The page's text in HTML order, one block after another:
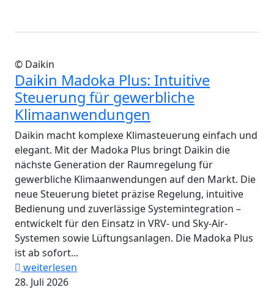
© Daikin
Daikin Madoka Plus: Intuitive
Steuerung für gewerbliche
Klimaanwendungen
Daikin macht komplexe Klimasteuerung einfach und
elegant. Mit der Madoka Plus bringt Daikin die
nächste Generation der Raumregelung für
gewerbliche Klimaanwendungen auf den Markt. Die
neue Steuerung bietet präzise Regelung, intuitive
Bedienung und zuverlässige Systemintegration –
entwickelt für den Einsatz in VRV- und Sky-Air-
Systemen sowie Lüftungsanlagen. Die Madoka Plus
ist ab sofort...
weiterlesen
28. Juli 2026